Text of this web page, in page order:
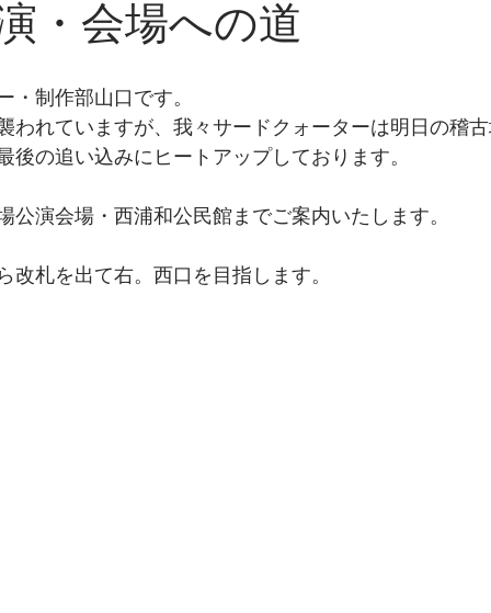
・会場への道
・制作部山口です。
われていますが、我々サードクォーターは明日の稽
後の追い込みにヒートアップしております。
公演会場・西浦和公民館までご案内いたします。
札を出て右。西口を目指します。